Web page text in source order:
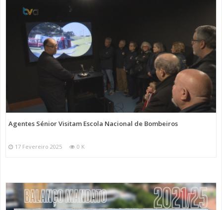
Agentes Sénior Visitam Escola Nacional de Bombeiros
17 Fevereiro 2025 0 K